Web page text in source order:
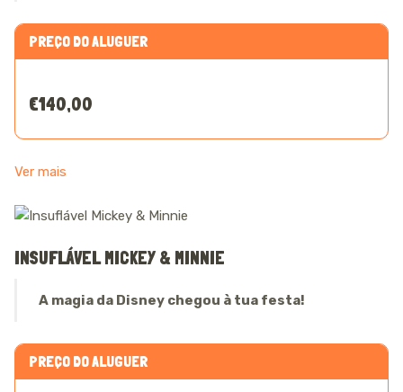
PREÇO DO ALUGUER
€140,00
Ver mais
INSUFLÁVEL MICKEY & MINNIE
A magia da Disney chegou à tua festa!
PREÇO DO ALUGUER